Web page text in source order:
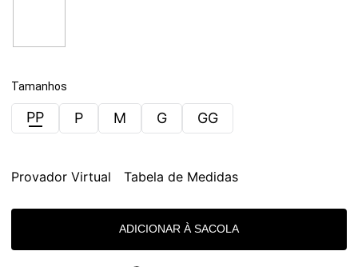
Tamanhos
PP P M G GG
Provador Virtual Tabela de Medidas
ADICIONAR À SACOLA